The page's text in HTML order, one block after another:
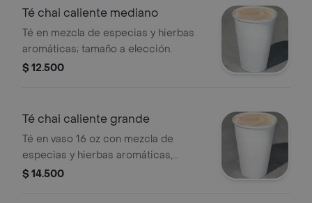
Té chai caliente mediano
Té en mezcla de especias y hierbas
aromáticas; tamaño a elección.
$ 12.500
Té chai caliente grande
Té en vaso 16 oz con mezcla de
especias y hierbas aromáticas,
tamaño a elección.
$ 14.500